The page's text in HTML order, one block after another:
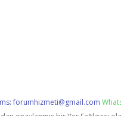
forumhizmeti@gmail.com